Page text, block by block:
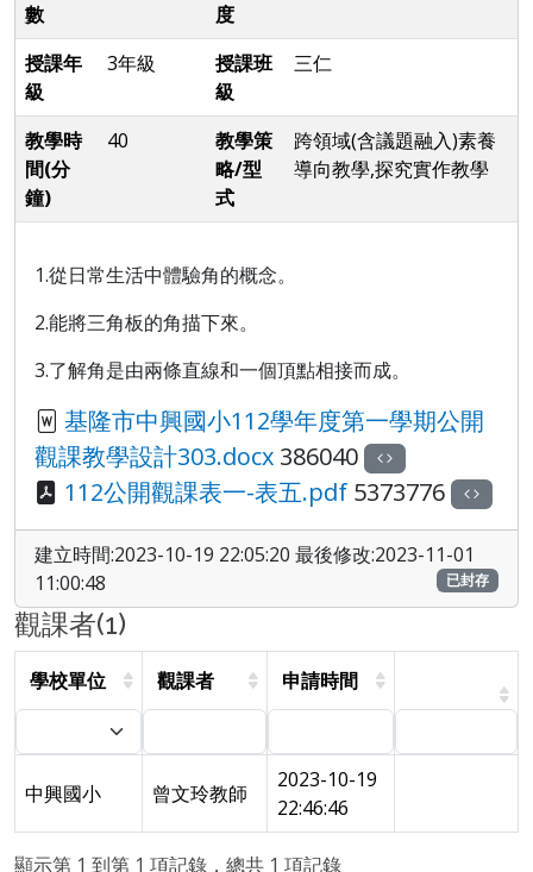
數
度
授課年
級
3年級
授課班
級
三仁
教學時
間(分
鐘)
40
教學策
略/型
式
跨領域(含議題融入)素養
導向教學,探究實作教學
1.從日常生活中體驗角的概念。
2.能將三角板的角描下來。
3.了解角是由兩條直線和一個頂點相接而成。
基隆市中興國小112學年度第一學期公開
觀課教學設計303.docx 386040
112公開觀課表一-表五.pdf 5373776
建立時間:2023-10-19 22:05:20 最後修改:2023-11-01
11:00:48
已封存
觀課者(1)
學校單位 觀課者 申請時間
中興國小 曾文玲教師
2023-10-19
22:46:46
顯示第 1 到第 1 項記錄，總共 1 項記錄